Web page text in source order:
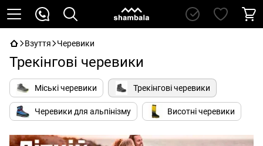
Взуття Черевики
Трекінгові черевики
Міські черевики Трекінгові черевики
Черевики для альпінізму Висотні черевики